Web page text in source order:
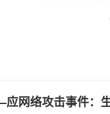
网络攻击事件：